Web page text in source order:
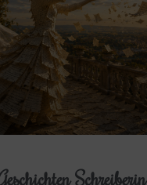
Schreiberin